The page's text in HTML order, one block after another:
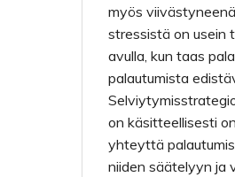
myös
stressistä on usein
avulla, kun taas
palautumista
on käsitteellisesti
yhteyttä
niiden säätelyyn ja